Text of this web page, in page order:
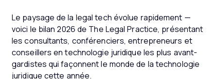
Le paysage de la legal tech évolue rapidement —
voici le bilan 2026 de The Legal Practice, présentant
les consultants, conférenciers, entrepreneurs et
conseillers en technologie juridique les plus avant-
gardistes qui façonnent le monde de la technologie
juridique cette année.